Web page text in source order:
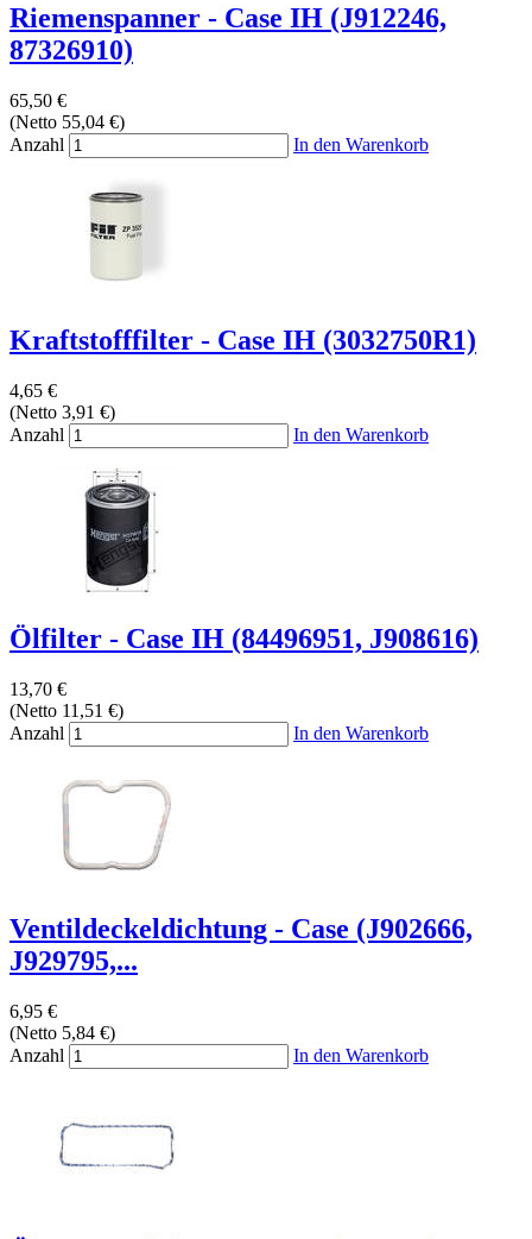
Riemenspanner - Case IH (J912246,
87326910)
65,50 €
(Netto 55,04 €)
Anzahl
In den Warenkorb
Kraftstofffilter - Case IH (3032750R1)
4,65 €
(Netto 3,91 €)
Anzahl
In den Warenkorb
Ölfilter - Case IH (84496951, J908616)
13,70 €
(Netto 11,51 €)
Anzahl
In den Warenkorb
Ventildeckeldichtung - Case (J902666,
J929795,...
6,95 €
(Netto 5,84 €)
Anzahl
In den Warenkorb